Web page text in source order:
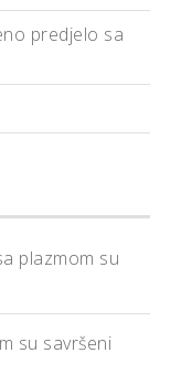
predjelo sa
plazmom su
su savršeni